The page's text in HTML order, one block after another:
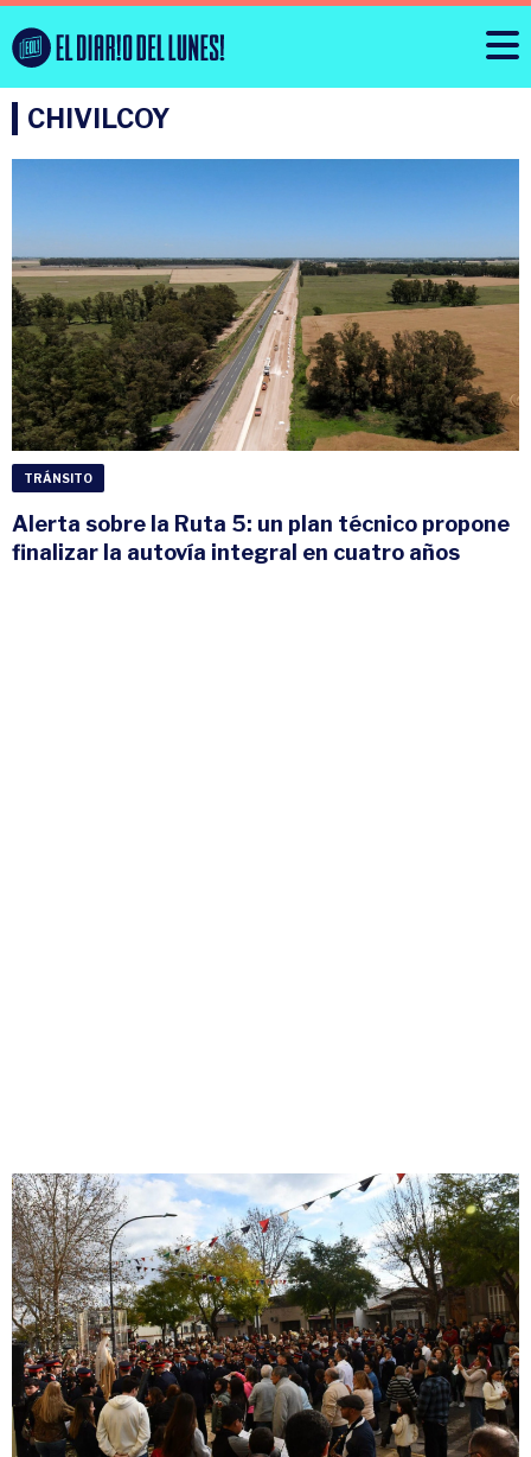
CHIVILCOY
TRÁNSITO
Alerta sobre la Ruta 5: un plan técnico propone
finalizar la autovía integral en cuatro años